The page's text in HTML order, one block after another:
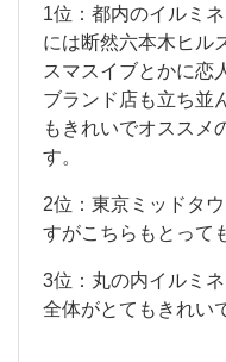
ル
ミ
ネ
ー
シ
ョ
ン
ス
ポ
人
の
デ
1
位
：
都
内
の
イ
ル
ミ
ネ
ー
ョ
ン
1位：都内のイルミ
には断然六本木ヒル
スマスイブとかに恋
ブランド店も立ち並
もきれいでオススメ
す。
2位：東京ミッドタ
すがこちらもとって
3位：丸の内イルミ
全体がとてもきれい